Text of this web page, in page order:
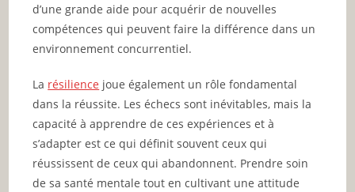
d’une grande aide pour acquérir de nouvelles
compétences qui peuvent faire la différence dans un
environnement concurrentiel.
La résilience joue également un rôle fondamental
dans la réussite. Les échecs sont inévitables, mais la
capacité à apprendre de ces expériences et à
s’adapter est ce qui définit souvent ceux qui
réussissent de ceux qui abandonnent. Prendre soin
de sa santé mentale tout en cultivant une attitude